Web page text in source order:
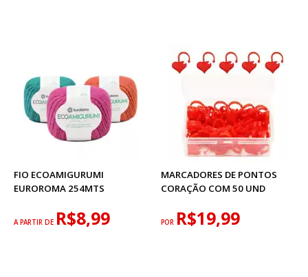
FIO ECOAMIGURUMI
EUROROMA 254MTS
A PARTIR DE R$8,99
MARCADORES DE PONTOS
CORAÇÃO COM 50 UND
POR R$19,99